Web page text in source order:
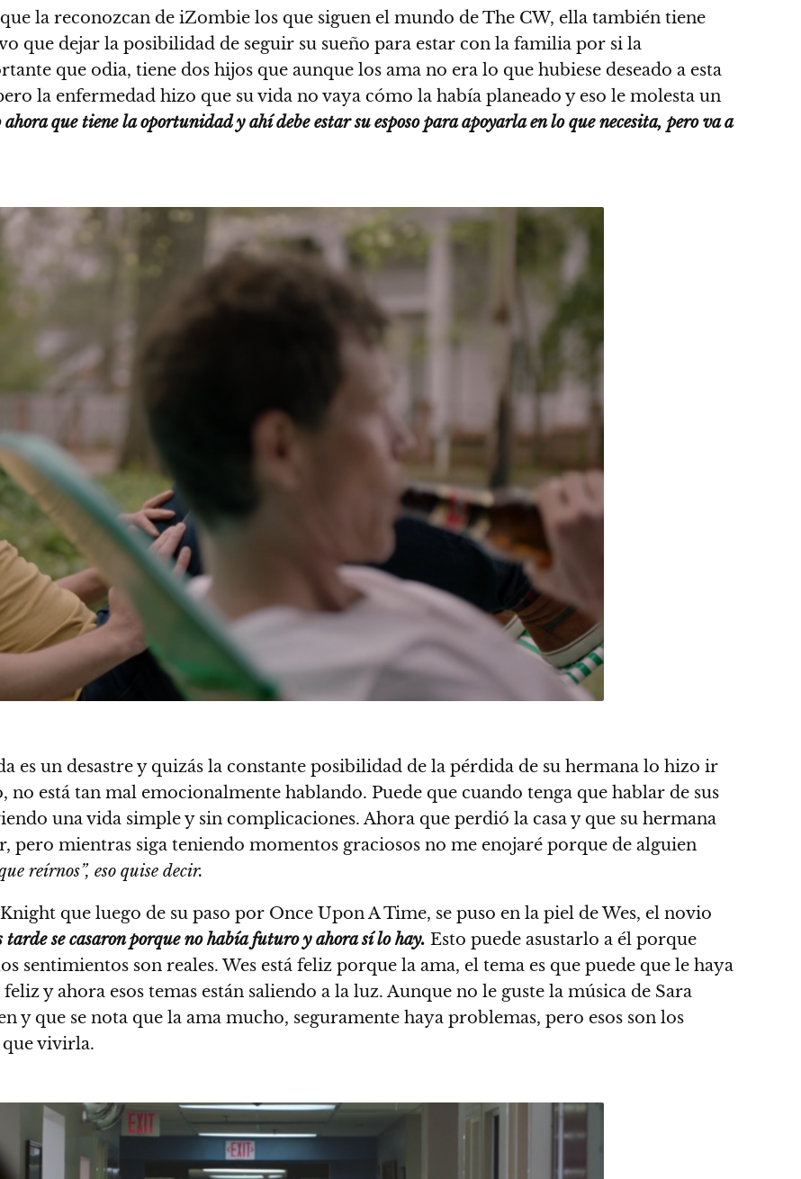
la reconozcan de iZombie los que siguen el mundo de The CW, ella también tiene
que dejar la posibilidad de seguir su sueño para estar con la familia por si la
que odia, tiene dos hijos que aunque los ama no era lo que hubiese deseado a esta
la enfermedad hizo que su vida no vaya cómo la había planeado y eso le molesta un
que tiene la oportunidad y ahí debe estar su esposo para apoyarla en lo que necesita, pero va a
es un desastre y quizás la constante posibilidad de la pérdida de su hermana lo hizo ir
está tan mal emocionalmente hablando. Puede que cuando tenga que hablar de sus
una vida simple y sin complicaciones. Ahora que perdió la casa y que su hermana
pero mientras siga teniendo momentos graciosos no me enojaré porque de alguien
reírnos”, eso quise decir.
que luego de su paso por Once Upon A Time, se puso en la piel de Wes, el novio
tarde se casaron porque no había futuro y ahora sí lo hay. Esto puede asustarlo a él porque
sentimientos son reales. Wes está feliz porque la ama, el tema es que puede que le haya
y ahora esos temas están saliendo a la luz. Aunque no le guste la música de Sara
y que se nota que la ama mucho, seguramente haya problemas, pero esos son los
que vivirla.